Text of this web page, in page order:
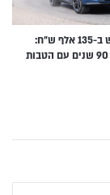
רכב חשמלי חדש ב-135 אלף ש״ח: